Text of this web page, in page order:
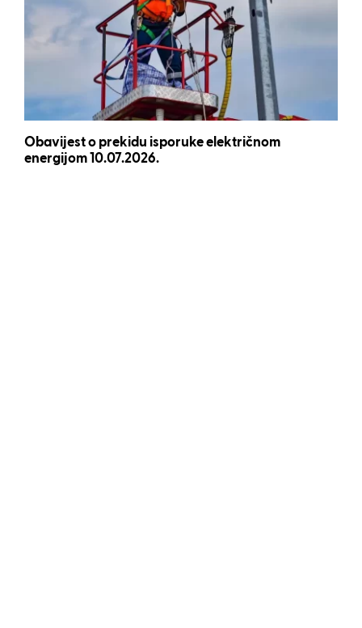
Obavijest o prekidu isporuke električnom
energijom 10.07.2026.